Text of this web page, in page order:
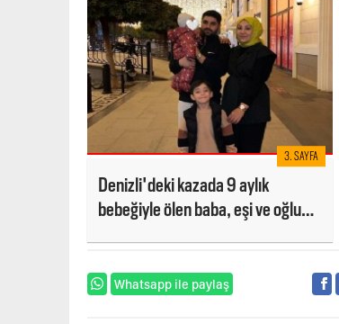
3. SAYFA
Denizli'deki kazada 9 aylık
bebeğiyle ölen baba, eşi ve oğlunu
Whatsapp ile paylaş